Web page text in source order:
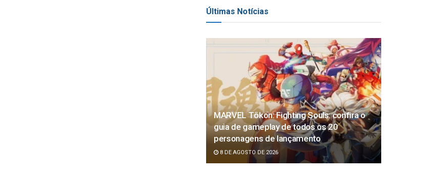
Últimas Notícias
MARVEL Tōkon: Fighting Souls: confira o
guia de gameplay de todos os 20
personagens de lançamento
8 DE AGOSTO DE 2026